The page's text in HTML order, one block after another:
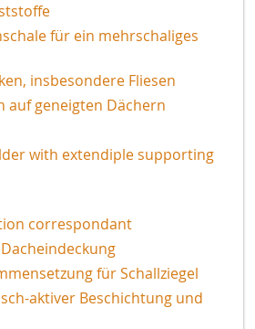
für ein mehrschaliges
insbesondere Fliesen
auf geneigten Dächern
with extendiple supporting
correspondant
für Schallziegel
aktiver Beschichtung und